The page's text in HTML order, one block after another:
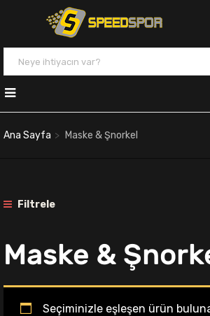
Ana Sayfa Maske & Şnorkel
Filtrele
Maske &
Seçiminizle eşleşen ürün